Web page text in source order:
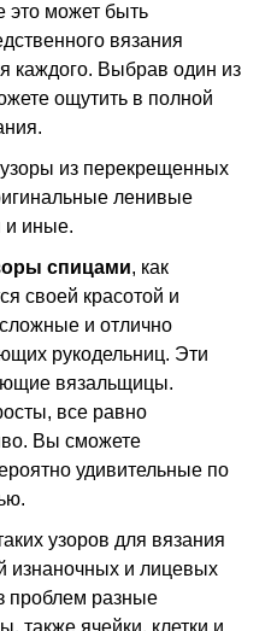
это может быть
вязания
каждого. Выбрав один из
ощутить в полной
из перекрещенных
ленивые
и иные.
спицами, как
своей красотой и
и отлично
рукодельниц. Эти
вязальщицы.
все равно
Вы сможете
удивительные по
узоров для вязания
изнаночных и лицевых
проблем разные
также ячейки, клетки и